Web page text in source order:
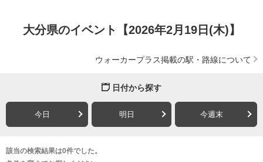
大分県のイベント【2026年2月19日(木)】
ウォーカープラス掲載の駅・路線について
日付から探す
今日 明日 今週末
該当の検索結果は0件でした。